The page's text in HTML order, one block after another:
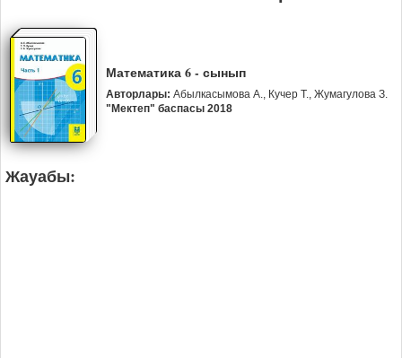
Математика 6 - сынып
Авторлары: Абылкасымова А., Кучер Т., Жумагулова З.
"Мектеп" баспасы 2018
Жауабы: